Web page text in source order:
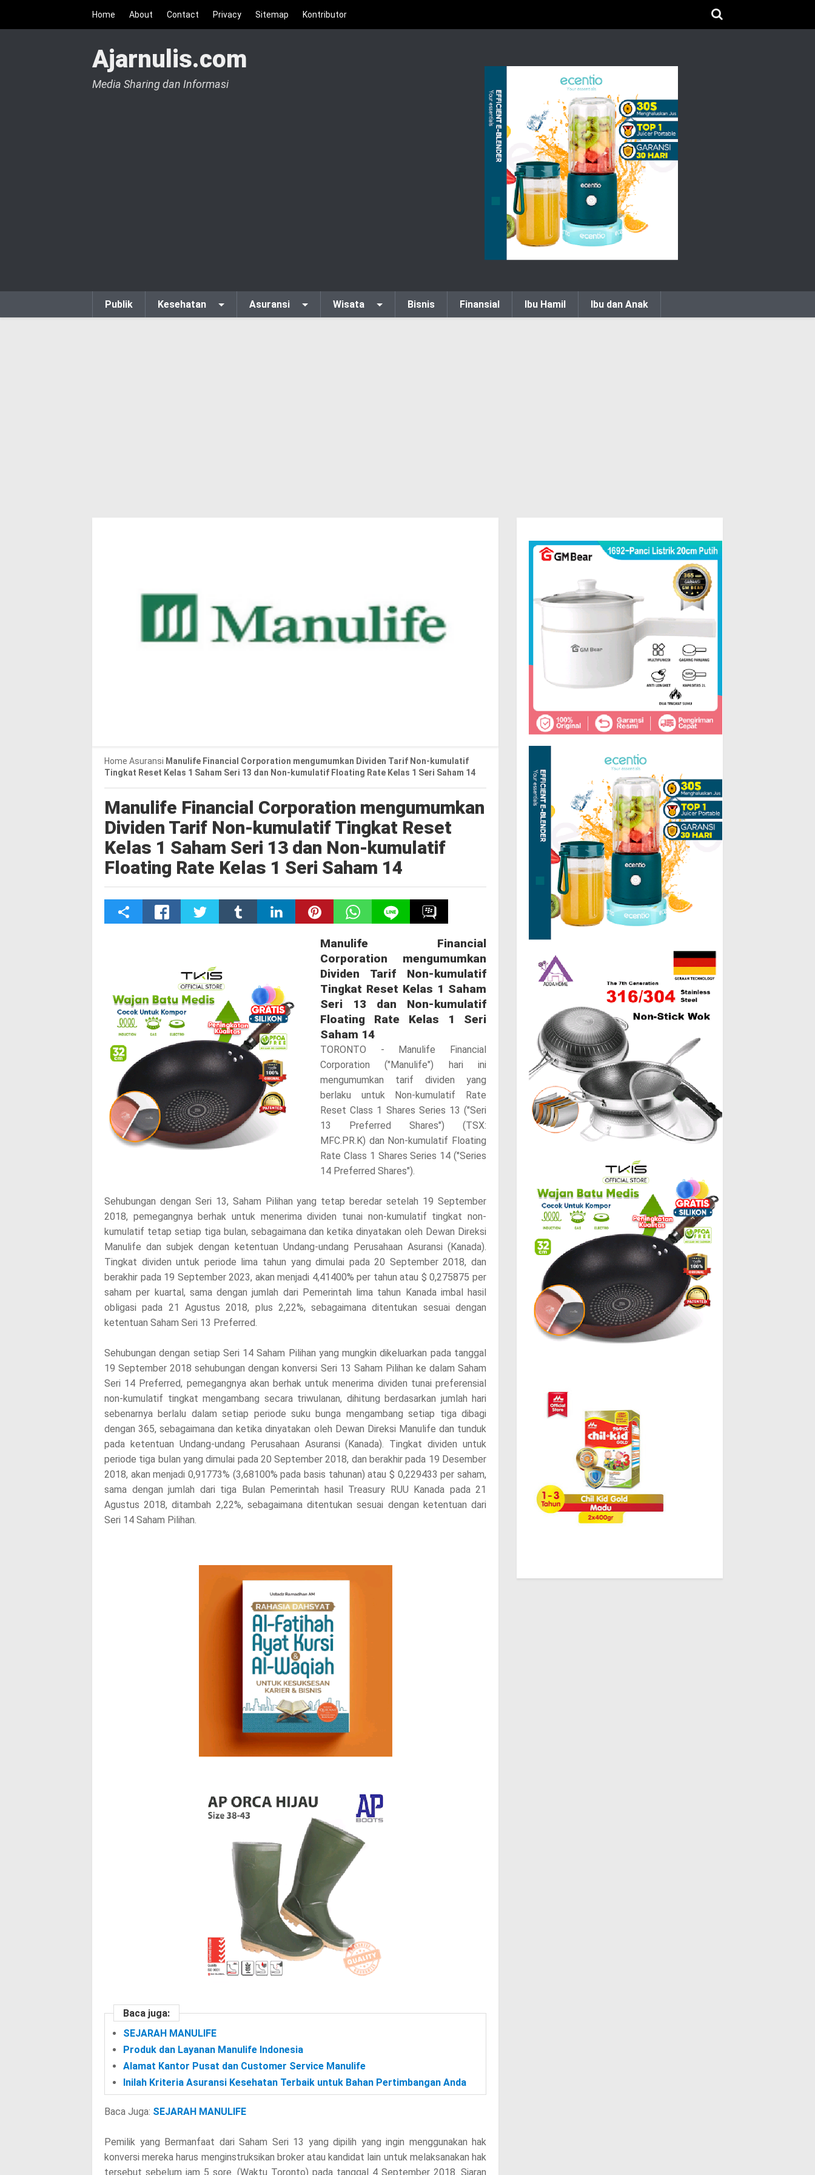
Home About Contact Privacy Sitemap Kontributor
Ajarnulis.com
Media Sharing dan Informasi
Publik Kesehatan Asuransi Wisata Bisnis Finansial Ibu Hamil Ibu dan Anak
Home Asuransi Manulife Financial Corporation mengumumkan Dividen Tarif Non-kumulatif
Tingkat Reset Kelas 1 Saham Seri 13 dan Non-kumulatif Floating Rate Kelas 1 Seri Saham 14
Manulife Financial Corporation mengumumkan
Dividen Tarif Non-kumulatif Tingkat Reset
Kelas 1 Saham Seri 13 dan Non-kumulatif
Floating Rate Kelas 1 Seri Saham 14
h
s
p
t
p
l
a
s
e
!
Manulife Financial
Corporation mengumumkan
Dividen Tarif Non-kumulatif
Tingkat Reset Kelas 1 Saham
Seri 13 dan Non-kumulatif
Floating Rate Kelas 1 Seri
Saham 14
TORONTO - Manulife Financial
Corporation ("Manulife") hari ini
mengumumkan tarif dividen yang
berlaku untuk Non-kumulatif Rate
Reset Class 1 Shares Series 13 ("Seri
13 Preferred Shares") (TSX:
MFC.PR.K) dan Non-kumulatif Floating
Rate Class 1 Shares Series 14 ("Series
14 Preferred Shares").
Sehubungan dengan Seri 13, Saham Pilihan yang tetap beredar setelah 19 September
2018, pemegangnya berhak untuk menerima dividen tunai non-kumulatif tingkat non-
kumulatif tetap setiap tiga bulan, sebagaimana dan ketika dinyatakan oleh Dewan Direksi
Manulife dan subjek dengan ketentuan Undang-undang Perusahaan Asuransi (Kanada).
Tingkat dividen untuk periode lima tahun yang dimulai pada 20 September 2018, dan
berakhir pada 19 September 2023, akan menjadi 4,41400% per tahun atau $ 0,275875 per
saham per kuartal, sama dengan jumlah dari Pemerintah lima tahun Kanada imbal hasil
obligasi pada 21 Agustus 2018, plus 2,22%, sebagaimana ditentukan sesuai dengan
ketentuan Saham Seri 13 Preferred.
Sehubungan dengan setiap Seri 14 Saham Pilihan yang mungkin dikeluarkan pada tanggal
19 September 2018 sehubungan dengan konversi Seri 13 Saham Pilihan ke dalam Saham
Seri 14 Preferred, pemegangnya akan berhak untuk menerima dividen tunai preferensial
non-kumulatif tingkat mengambang secara triwulanan, dihitung berdasarkan jumlah hari
sebenarnya berlalu dalam setiap periode suku bunga mengambang setiap tiga dibagi
dengan 365, sebagaimana dan ketika dinyatakan oleh Dewan Direksi Manulife dan tunduk
pada ketentuan Undang-undang Perusahaan Asuransi (Kanada). Tingkat dividen untuk
periode tiga bulan yang dimulai pada 20 September 2018, dan berakhir pada 19 Desember
2018, akan menjadi 0,91773% (3,68100% pada basis tahunan) atau $ 0,229433 per saham,
sama dengan jumlah dari tiga Bulan Pemerintah hasil Treasury RUU Kanada pada 21
Agustus 2018, ditambah 2,22%, sebagaimana ditentukan sesuai dengan ketentuan dari
Seri 14 Saham Pilihan.
Baca juga:
SEJARAH MANULIFE
Produk dan Layanan Manulife Indonesia
Alamat Kantor Pusat dan Customer Service Manulife
Inilah Kriteria Asuransi Kesehatan Terbaik untuk Bahan Pertimbangan Anda
Baca Juga: SEJARAH MANULIFE
Pemilik yang Bermanfaat dari Saham Seri 13 yang dipilih yang ingin menggunakan hak
konversi mereka harus menginstruksikan broker atau kandidat lain untuk melaksanakan hak
tersebut sebelum jam 5 sore. (Waktu Toronto) pada tanggal 4 September 2018. Siaran